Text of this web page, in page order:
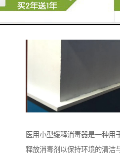
医用小型缓释消毒器是一种用
释放消毒剂以保持环境的清洁